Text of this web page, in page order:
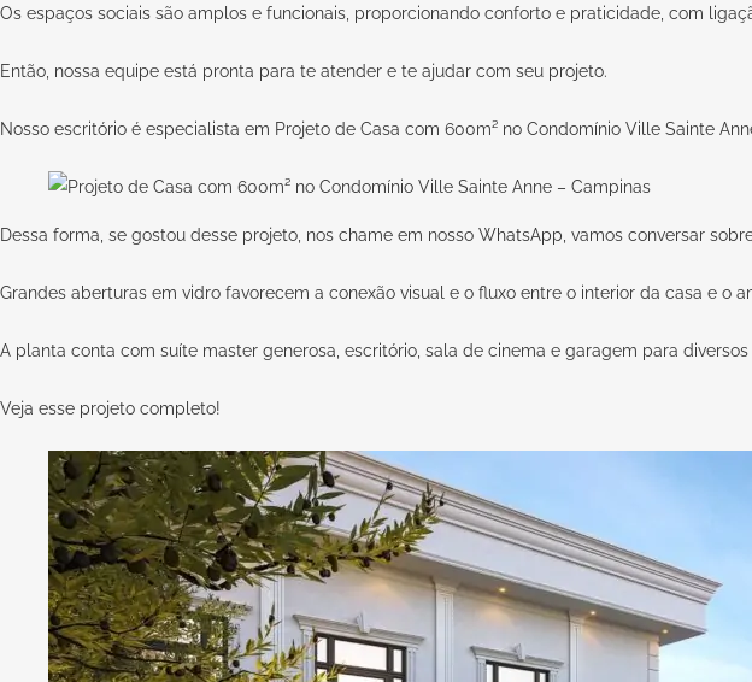
Os espaços sociais são amplos e funcionais, proporcionando conforto e praticidade, com
Então, nossa equipe está pronta para te atender e te ajudar com seu projeto.
Nosso escritório é especialista em Projeto de Casa com 600m² no Condomínio Ville Sainte
Dessa forma, se gostou desse projeto, nos chame em nosso WhatsApp, vamos conversar
Grandes aberturas em vidro favorecem a conexão visual e o fluxo entre o interior da casa e o
A planta conta com suíte master generosa, escritório, sala de cinema e garagem para
Veja esse projeto completo!